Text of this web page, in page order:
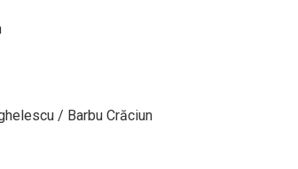
/ Barbu Crăciun